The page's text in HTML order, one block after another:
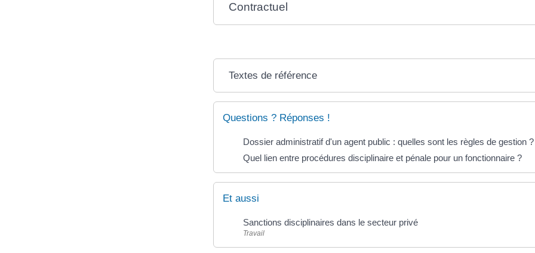
Contractuel
Textes de référence
Questions ? Réponses !
Dossier administratif d'un agent public : quelles sont les règles de gestion ?
Quel lien entre procédures disciplinaire et pénale pour un fonctionnaire ?
Et aussi
Sanctions disciplinaires dans le secteur privé
Travail